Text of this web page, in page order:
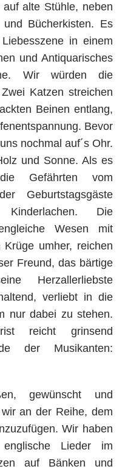
alte Stühle, neben
und Bücherkisten. Es
in einem
und Antiquarisches
Wir würden die
Katzen streichen
Beinen entlang,
Bevor
nochmal auf´s Ohr.
und Sonne. Als es
Gefährten vom
Geburtstagsgäste
Kinderlachen. Die
Wesen mit
umher, reichen
Freund, das bärtige
Herzallerliebste
verliebt in die
nur dabei zu stehen.
reicht grinsend
der Musikanten:
gewünscht und
an der Reihe, dem
Wir haben
Lieder im
auf Bänken und